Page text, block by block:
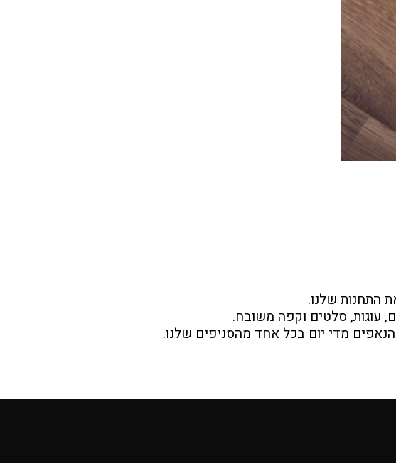
התחנות שלנו.
עוגות, סלטים וקפה משובח.
מדי יום בכל אחד מהסניפים שלנו.